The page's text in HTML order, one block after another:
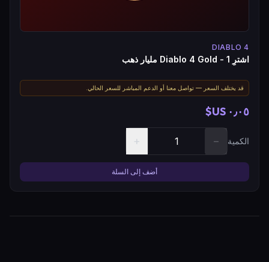
DIABLO 4
اشترِ Diablo 4 Gold - 1 مليار ذهب
قد يختلف السعر — تواصل معنا أو الدعم المباشر للسعر الحالي.
٠٫٠٥ US$
الكمية −
+
أضف إلى السلة